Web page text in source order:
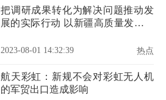
把调研成果转化为解决问题推动发
展的实际行动 以新疆高质量发展新
2023-08-01 14:32:39 热点
航天彩虹：新规不会对彩虹无人机
的军贸出口造成影响